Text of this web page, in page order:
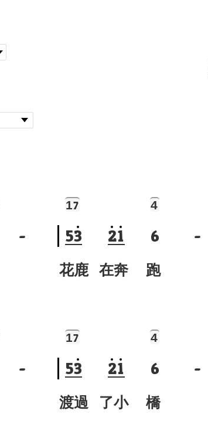
-
17 4
53 21 6 -
花鹿 在奔 跑
-
17 4
53 21 6 -
渡過 了小 橋